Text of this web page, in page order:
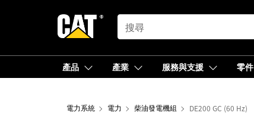
SEARCH
產品 產業 服務與支援 零件
電力系統 電力 柴油發電機組 DE200 GC (60 Hz)